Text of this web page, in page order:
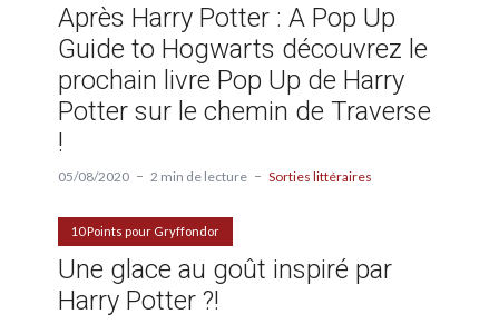
Après Harry Potter : A Pop Up
Guide to Hogwarts découvrez le
prochain livre Pop Up de Harry
Potter sur le chemin de Traverse
!
05/08/2020 2 min de lecture Sorties littéraires
10 Points pour Gryffondor
Une glace au goût inspiré par
Harry Potter ?!